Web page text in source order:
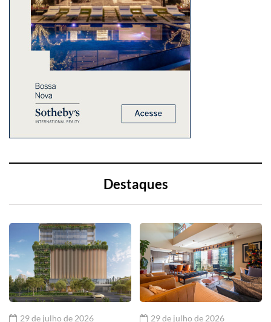
Destaques
29 de julho de 2026 29 de julho de 2026